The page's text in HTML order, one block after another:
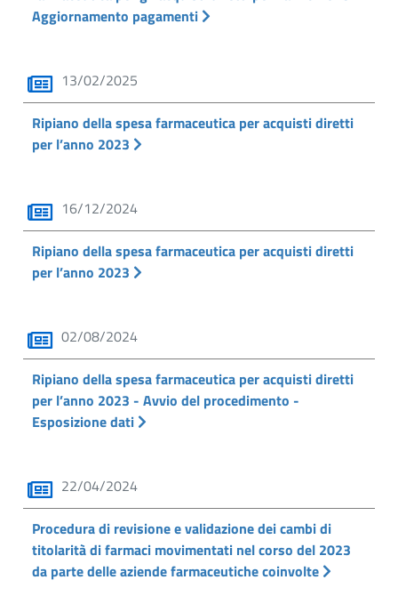
Aggiornamento pagamenti
13/02/2025
Ripiano della spesa farmaceutica per acquisti diretti
per l’anno 2023
16/12/2024
Ripiano della spesa farmaceutica per acquisti diretti
per l’anno 2023
02/08/2024
Ripiano della spesa farmaceutica per acquisti diretti
per l’anno 2023 - Avvio del procedimento -
Esposizione dati
22/04/2024
Procedura di revisione e validazione dei cambi di
titolarità di farmaci movimentati nel corso del 2023
da parte delle aziende farmaceutiche coinvolte